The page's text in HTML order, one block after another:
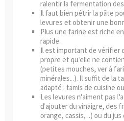
ralentir la fermentation
Il faut bien pétrir la pâte
levures et obtenir une
Plus une farine est riche
rapide.
Il est important de vérifier
propre et qu'elle ne
(petites mouches, ver à
minérales...). Il suffit de la
adapté : tamis de cuisine ou
Les levures n'aiment pas l'
d'ajouter du vinaigre, des
orange, cassis, ..) ou du